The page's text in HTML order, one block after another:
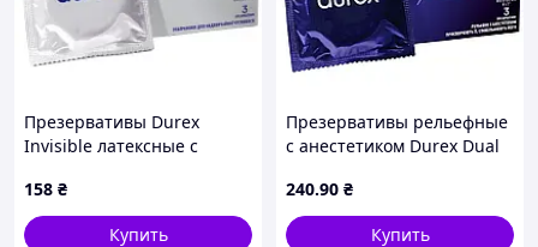
Презервативы Durex
Invisible латексные с
ультратонкие 3 шт41 33
958 укрКошик
158 ₴
Купить
Презервативы рельефные
с анестетиком Durex Dual
240.90 ₴
Купить